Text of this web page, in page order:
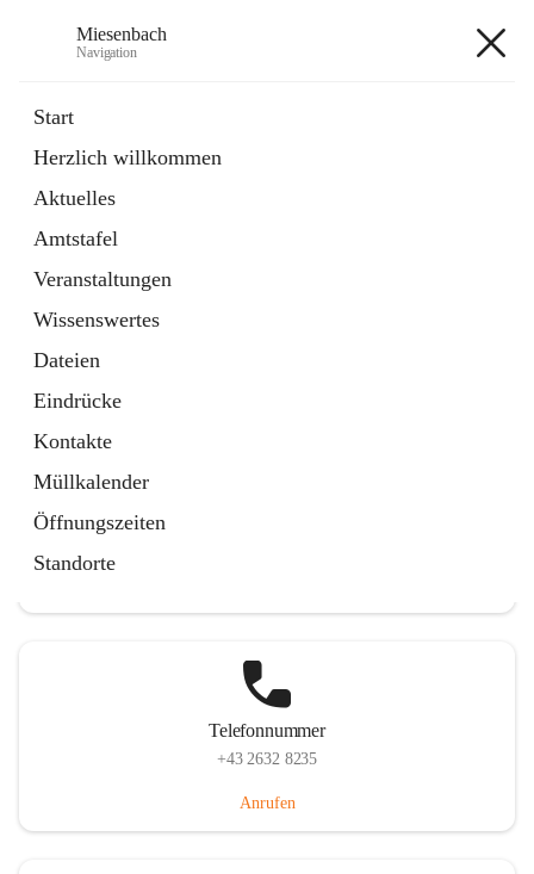
Miesenbach
Navigation
Start
Herzlich willkommen
Aktuelles
Amtstafel
Veranstaltungen
Wissenswertes
Dateien
Eindrücke
Kontakte
Müllkalender
Öffnungszeiten
Standorte
Externe Webseite
in
Tab
Region Schneebergland
Externe Webseite
öffnet
in
neuem
Tab
Telefonnummer
+43 2632 8235
Anrufen